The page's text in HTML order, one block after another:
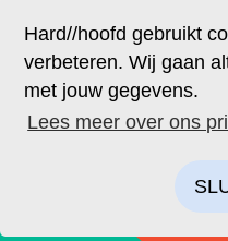
Hard//hoofd gebruikt
verbeteren. Wij gaan
met jouw gegevens.
Lees meer over ons
H//h
De geruchten zijn waar.
papier!
Bestel op tijd je eigen
als thema: ‘Ik’. We hebben